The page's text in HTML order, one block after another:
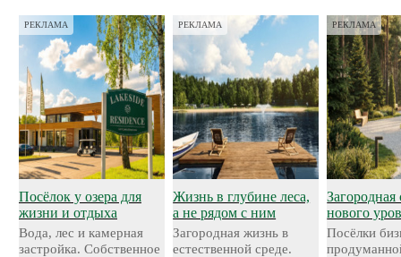
РЕКЛАМА
Посёлок у озера для
жизни и отдыха
Вода, лес и камерная
застройка. Собственное
РЕКЛАМА
Жизнь в глубине леса,
а не рядом с ним
Загородная жизнь в
естественной среде.
РЕКЛАМА
Загородная
нового
Посёлки